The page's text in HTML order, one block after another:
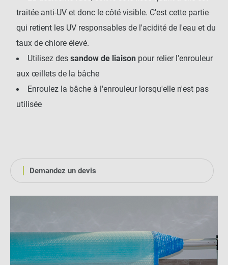
traitée anti-UV et donc le côté visible. C'est cette partie
qui retient les UV responsables de l'acidité de l'eau et du
taux de chlore élevé.
Utilisez des sandow de liaison pour relier l'enrouleur
aux œillets de la bâche
Enroulez la bâche à l'enrouleur lorsqu'elle n'est pas
utilisée
Demandez un devis